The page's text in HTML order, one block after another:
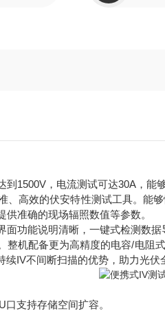
1500V，电流测试可达30A，
、高效的伏安特性测试工具。能
准确的现场辐照数值等参数。
⾯功能说明清晰，⼀键式检测数
整机配备更为⾼精度的电容/电阻
IV不间断扫描的优势，助⼒光伏
支持存储空间扩容。